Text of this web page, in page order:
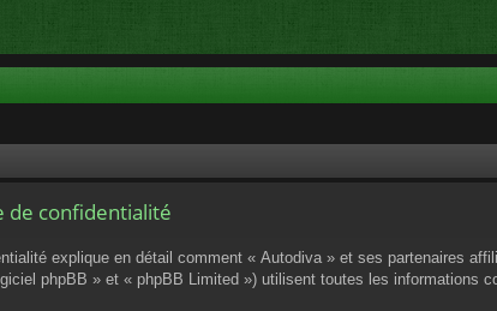
de confidentialité
explique en détail comment « Autodiva » et ses partenaires
phpBB » et « phpBB Limited ») utilisent toutes les informations